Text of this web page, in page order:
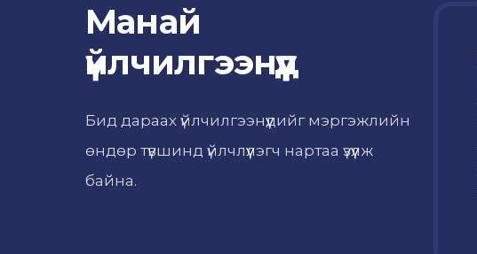
Манай
үйлчилгээнүүд
Бид дараах үйлчилгээнүүдийг мэргэжлийн
өндөр түвшинд үйлчлүүлэгч нартаа үзүүлж
байна.